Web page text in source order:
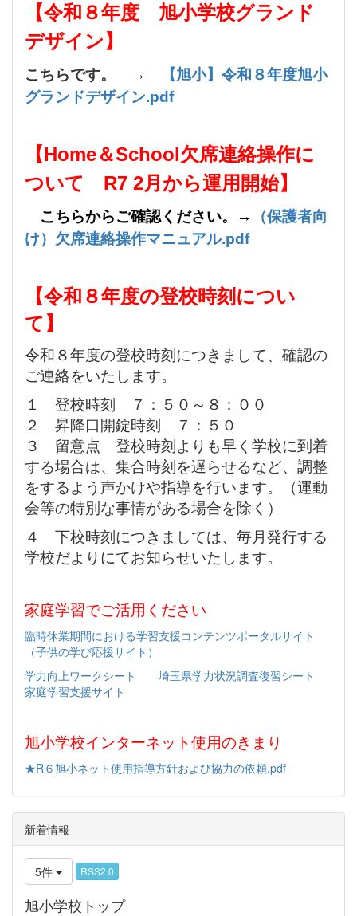
【令和８年度 旭小学校グランド
デザイン】
こちらです。 →
【旭小】令和８年度旭小
グランドデザイン.pdf
【Home＆School欠席連絡操作に
ついて R7 2月から運用開始】
こちらからご確認ください。→
（保護者向
け）欠席連絡操作マニュアル.pdf
【令和８年度の登校時刻につい
て】
令和８年度の登校時刻につきまして、確認の
ご連絡をいたします。
１ 登校時刻 ７：５０～８：００
２ 昇降口開錠時刻 ７：５０
３ 留意点 登校時刻よりも早く学校に到着
する場合は、集合時刻を遅らせるなど、調整
をするよう声かけや指導を行います。（運動
会等の特別な事情がある場合を除く）
４ 下校時刻につきましては、毎月発行する
学校だよりにてお知らせいたします。
家庭学習でご活用ください
臨時休業期間における学習支援コンテンツポータルサイト
（子供の学び応援サイト）
学力向上ワークシート
埼玉県学力状況調査復習シート
家庭学習支援サイト
旭小学校インターネット使用のきまり
★R６旭小ネット使用指導方針および協力の依頼.pdf
新着情報
5件 RSS2.0
旭小学校トップ